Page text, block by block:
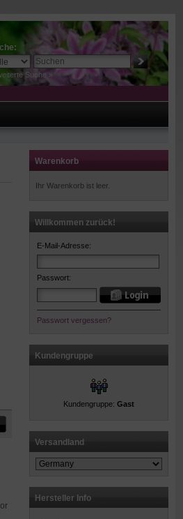
Suche »
Warenkorb
Ihr Warenkorb ist leer.
Willkommen zurück!
E-Mail-Adresse:
Passwort:
Passwort vergessen?
Kundengruppe
Kundengruppe: Gast
Versandland
Hersteller Info